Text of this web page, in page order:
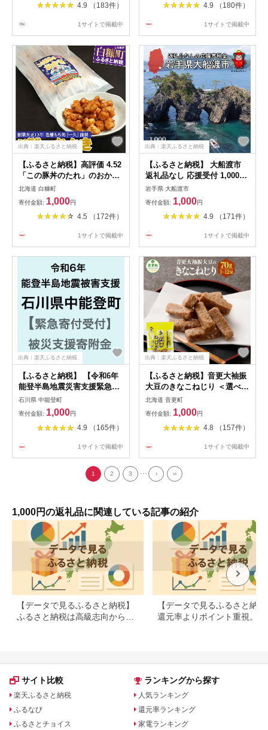
4.9 （183件）
1サイトで掲載中
4.9 （180件）
1サイトで掲載中
出典：楽天ふるさと納税
【ふるさと納税】高評価 4.52
「この豚丼のたれ」のおかき
【選べる1個／5個】北海道
1000円 1000円ポッキリ 1,000
円 1000円以下 お菓子 せんべ
い 煎餅 スイーツ 人気 ふるさ
お盆 帰省 贈答 贈答品 夏ギフ
北海道 白糠町
寄付金額: 1,000円
4.5 （172件）
1サイトで掲載中
出典：楽天ふるさと納税
【ふるさと納税】 大船渡市
返礼品なし 応援受付 1,000円
〜 3,000,000円
岩手県 大船渡市
寄付金額: 1,000円
4.9 （171件）
1サイトで掲載中
出典：楽天ふるさと納税
【ふるさと納税】 【令和6年
能登半島地震災害支援緊急寄
附受付】石川県中能登町災害
応援寄附金（返礼品はありま
せん）
石川県 中能登町
寄付金額: 1,000円
4.9 （165件）
1サイトで掲載中
出典：楽天ふるさと納税
【ふるさと納税】音更大袖振
大豆のきなこねじり ＜選べる
容量＞ 70g×1袋 合計70g ／
70g×5袋 合計350g ／ 70g×12
袋 合計840g 1000円 ～ 9000
円 きなこねじり きなこ きな
お菓子 お茶請け お茶菓子 常
北海道 音更町
寄付金額: 1,000円
4.8 （157件）
1サイトで掲載中
1 2 3 ... › ››
1,000円の返礼品に関連している記事の紹介
【データで見るふるさと納税】
ふるさと納税は高級志向から節
【データで見るふるさと納
還元率よりポイント重視。返
サイト比較
楽天ふるさと納税
ふるなび
ふるさとチョイス
ランキングから探す
人気ランキング
還元率ランキング
家電ランキング